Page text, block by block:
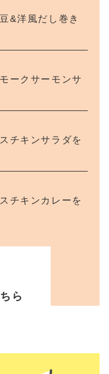
&洋風だし巻き
ークサーモンサ
チキンサラダを
チキンカレーを
カレーを更新し
ら